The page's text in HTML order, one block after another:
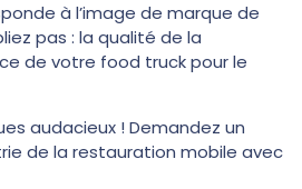
à l’image de marque de
pas : la qualité de la
de votre food truck pour le
audacieux ! Demandez un
de la restauration mobile avec